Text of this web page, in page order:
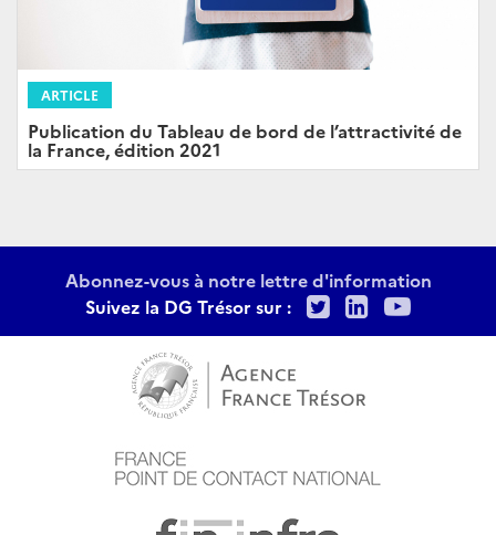
ARTICLE
Publication du Tableau de bord de l’attractivité de
la France, édition 2021
Abonnez-vous à notre lettre d'information
Suivez la DG Trésor sur :
TwitterLinkedIn